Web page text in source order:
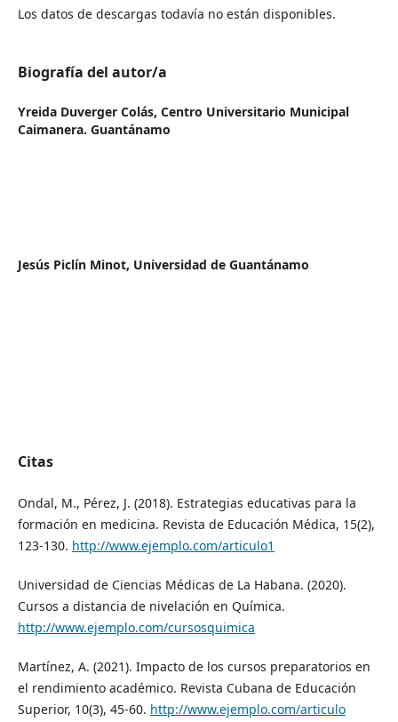
Los datos de descargas todavía no están disponibles.
Biografía del autor/a
Yreida Duverger Colás, Centro Universitario Municipal
Caimanera. Guantánamo
Jesús Piclín Minot, Universidad de Guantánamo
Citas
Ondal, M., Pérez, J. (2018). Estrategias educativas para la
formación en medicina. Revista de Educación Médica, 15(2),
123-130. http://www.ejemplo.com/articulo1
Universidad de Ciencias Médicas de La Habana. (2020).
Cursos a distancia de nivelación en Química.
http://www.ejemplo.com/cursosquimica
Martínez, A. (2021). Impacto de los cursos preparatorios en
el rendimiento académico. Revista Cubana de Educación
Superior, 10(3), 45-60. http://www.ejemplo.com/articulo